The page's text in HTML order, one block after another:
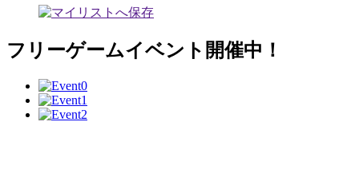
フリーゲームイベント開催中！